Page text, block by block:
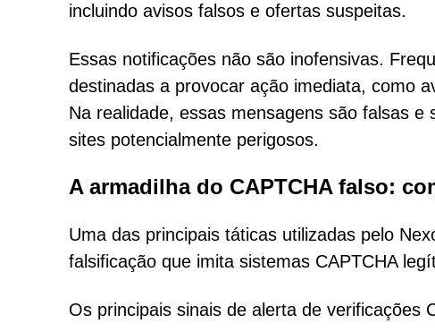
incluindo avisos falsos e ofertas suspeitas.
Essas notificações não são inofensivas.
destinadas a provocar ação imediata, como
Na realidade, essas mensagens são falsas
sites potencialmente perigosos.
A armadilha do CAPTCHA falso:
Uma das principais táticas utilizadas pelo
falsificação que imita sistemas CAPTCHA
Os principais sinais de alerta de verificações